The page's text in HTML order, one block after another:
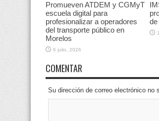
Promueven ATDEM y CGMyT
escuela digital para
profesionalizar a operadores
del transporte público en
Morelos
6 julio, 2026
COMENTAR
Su dirección de correo electrónico no